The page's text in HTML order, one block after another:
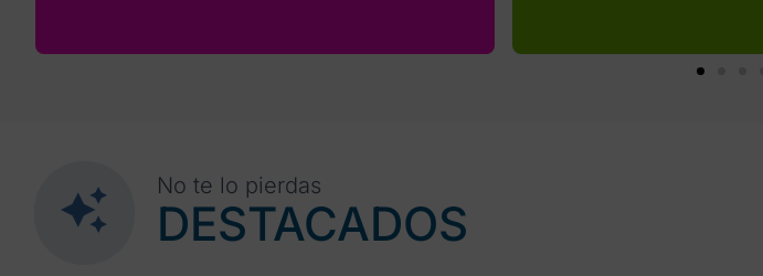
No te lo pierdas
DESTACADOS